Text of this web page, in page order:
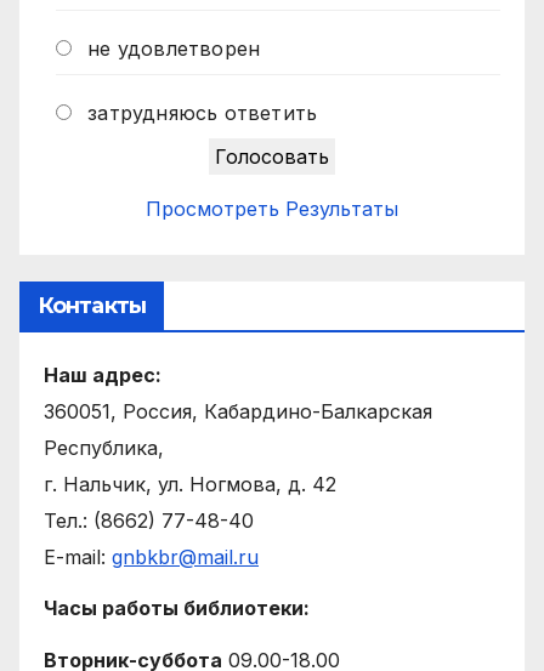
не удовлетворен
затрудняюсь ответить
Просмотреть Результаты
Контакты
Наш адрес:
360051, Россия, Кабардино-Балкарская
Республика,
г. Нальчик, ул. Ногмова, д. 42
Тел.: (8662) 77-48-40
E-mail: gnbkbr@mail.ru
Часы работы библиотеки:
Вторник-суббота 09.00-18.00